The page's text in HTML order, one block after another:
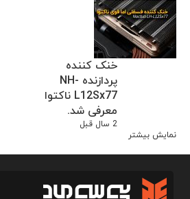
خنک کننده
پردازنده NH-
L12Sx77 ناکتوا
معرفی شد.
2 سال قبل
نمایش بیشتر